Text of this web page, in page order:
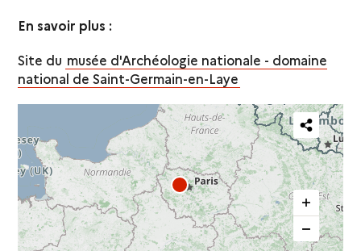
En savoir plus :
Site du musée d'Archéologie nationale - domaine
national de Saint-Germain-en-Laye
Partager
cette
carte